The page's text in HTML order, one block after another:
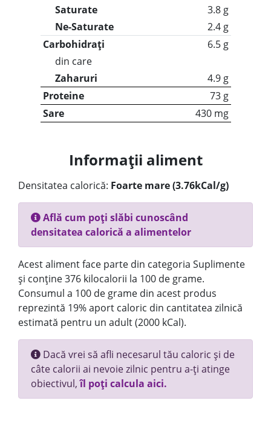
Saturate
3.8 g
Ne-Saturate
2.4 g
Carbohidrați
6.5 g
din care
Zaharuri
4.9 g
Proteine
73 g
Sare
430 mg
Informații aliment
Densitatea calorică: Foarte mare (3.76kCal/g)
Află cum poți slăbi cunoscând
densitatea calorică a alimentelor
Acest aliment face parte din categoria Suplimente
și conține 376 kilocalorii la 100 de grame.
Consumul a 100 de grame din acest produs
reprezintă 19% aport caloric din cantitatea zilnică
estimată pentru un adult (2000 kCal).
Dacă vrei să afli necesarul tău caloric și de
câte calorii ai nevoie zilnic pentru a-ți atinge
obiectivul,îl poți calcula aici.